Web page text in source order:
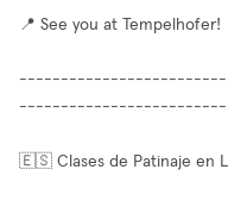
📍 See you at Tempelhofer!
🇪🇸 Clases de Patinaje en